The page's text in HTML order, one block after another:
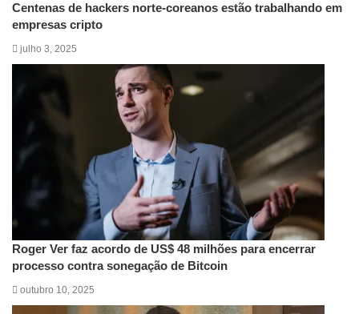
Centenas de hackers norte-coreanos estão trabalhando em
empresas cripto
julho 3, 2025
Roger Ver faz acordo de US$ 48 milhões para encerrar
processo contra sonegação de Bitcoin
outubro 10, 2025